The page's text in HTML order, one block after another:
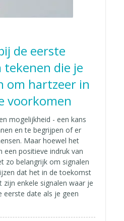
de eerste
tekenen die je
om hartzeer in
voorkomen
mogelijkheid - een kans
en te begrijpen of er
Maar hoewel het
een positieve indruk van
zo belangrijk om signalen
dat het in de toekomst
zijn enkele signalen waar je
date als je geen